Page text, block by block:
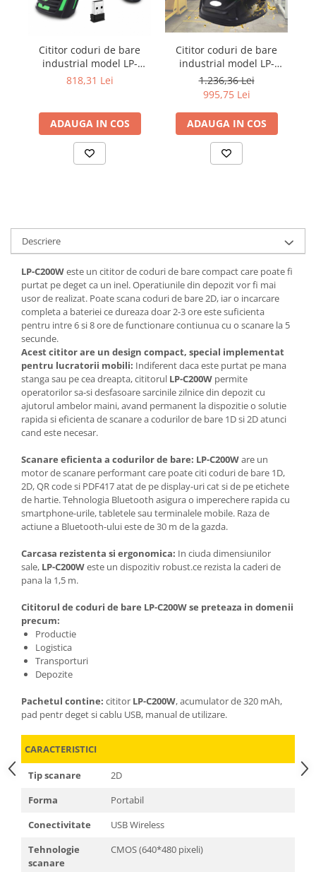
Cititor coduri de bare
industrial model LP-
WE25, 2D, bluetooth,
818,31 Lei
ADAUGA IN COS
Cititor coduri de bare
industrial model LP-
WE35D cu cradle, 2D,
bluetooth, waterproof
1.236,36 Lei
995,75 Lei
ADAUGA IN COS
Descriere
LP-C200Weste un cititor de coduri de bare compact care poate fi
purtat pe deget ca un inel. Operatiunile din depozit vor fi mai
usor de realizat. Poate scana coduri de bare 2D, iar o incarcare
completa a bateriei ce dureaza doar 2-3 ore este suficienta
pentru intre 6 si 8 ore de functionare contiunua cu o scanare la 5
secunde.
Acest cititor are un design compact, special implementat
pentru lucratorii mobili: Indiferent daca este purtat pe mana
stanga sau pe cea dreapta, cititorul LP-C200W permite
operatorilor sa-si desfasoare sarcinile zilnice din depozit cu
ajutorul ambelor maini, avand permanent la dispozitie o solutie
rapida si eficienta de scanare a codurilor de bare 1D si 2D atunci
cand este necesar.
Scanare eficienta a codurilor de bare: LP-C200Ware un
motor de scanare performant care poate citi coduri de bare 1D,
2D, QR code si PDF417 atat de pe display-uri cat si de pe etichete
de hartie. Tehnologia Bluetooth asigura o imperechere rapida cu
smartphone-urile, tabletele sau terminalele mobile. Raza de
actiune a Bluetooth-ului este de 30 m de la gazda.
Carcasa rezistenta si ergonomica: In ciuda dimensiunilor
sale, LP-C200Weste un dispozitiv robust.ce rezista la caderi de
pana la 1,5 m.
Cititorul de coduri de bare LP-C200W se preteaza in domenii
precum:
Productie
Logistica
Transporturi
Depozite
Pachetul contine: cititor LP-C200W, acumulator de 320 mAh,
pad pentr deget si cablu USB, manual de utilizare.
CARACTERISTICI
Tip scanare
2D
Forma
Portabil
Conectivitate
USB Wireless
Tehnologie
scanare
CMOS (640*480 pixeli)